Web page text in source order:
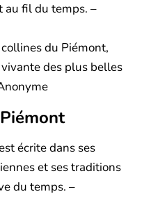
fil du temps. –
du Piémont,
des plus belles
écrite dans ses
et ses traditions
du temps. –